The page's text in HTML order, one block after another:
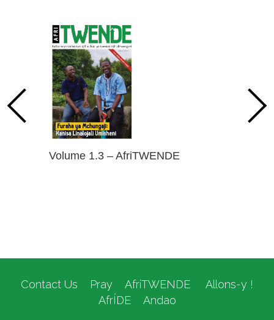
Volume 1.3 – AfriTWENDE
Contact Us Pray AfriTWENDE
Allons-y !
AfrÍDE
Andao